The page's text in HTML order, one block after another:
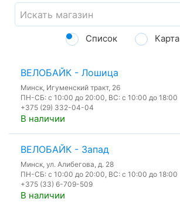
Список Карта
ВЕЛОБАЙК - Лошица
Минск, Игуменский тракт, 26
ПН-СБ: с 10:00 до 20:00, ВС: с 10:00 до 18:00
+375 (29) 332-04-04
В наличии
ВЕЛОБАЙК - Запад
Минск, ул. Алибегова, д. 28
ПН-СБ: с 10:00 до 20:00, ВС: с 10:00 до 18:00
+375 (33) 6-709-509
В наличии